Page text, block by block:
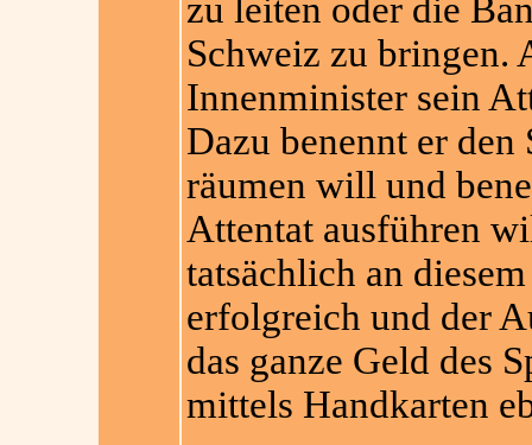
zu leiten oder die
Schweiz zu bringen.
Innenminister sein
Dazu benennt er den
räumen will und
Attentat ausführen
tatsächlich an
erfolgreich und der
das ganze Geld des
mittels Handkarten